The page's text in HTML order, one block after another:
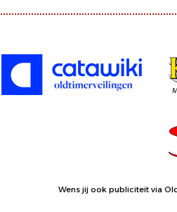
Wens jij ook publiciteit via